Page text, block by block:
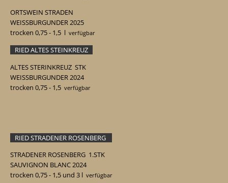
ORTSWEIN STRADEN
WEISSBURGUNDER 2025
trocken 0,75 - 1,5 l verfügbar
RIED ALTES STEINKREUZ
ALTES STERINKREUZ STK
WEISSBURGUNDER 2024
trocken 0,75 - 1,5 verfügbar
RIED STRADENER ROSENBERG
STRADENER ROSENBERG 1.STK
SAUVIGNON BLANC 2024
trocken 0,75 - 1,5 und 3 l verfügbar